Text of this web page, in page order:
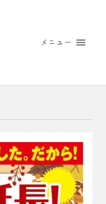
メニュー